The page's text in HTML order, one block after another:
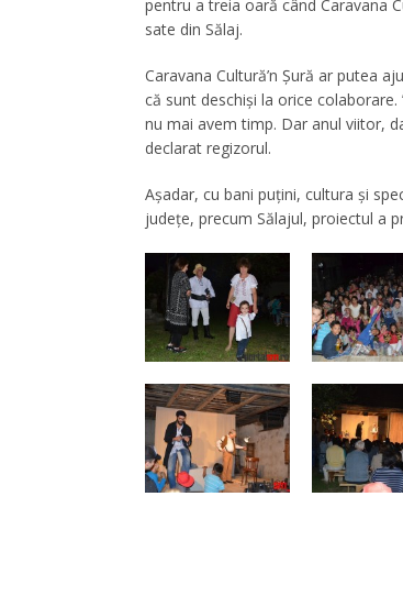
pentru a treia oară când Caravana
sate din Sălaj.
Caravana Cultură’n Șură ar putea
că sunt deschiși la orice
nu mai avem timp. Dar anul viitor,
declarat regizorul.
Așadar, cu bani puțini, cultura și
județe, precum Sălajul, proiectul a